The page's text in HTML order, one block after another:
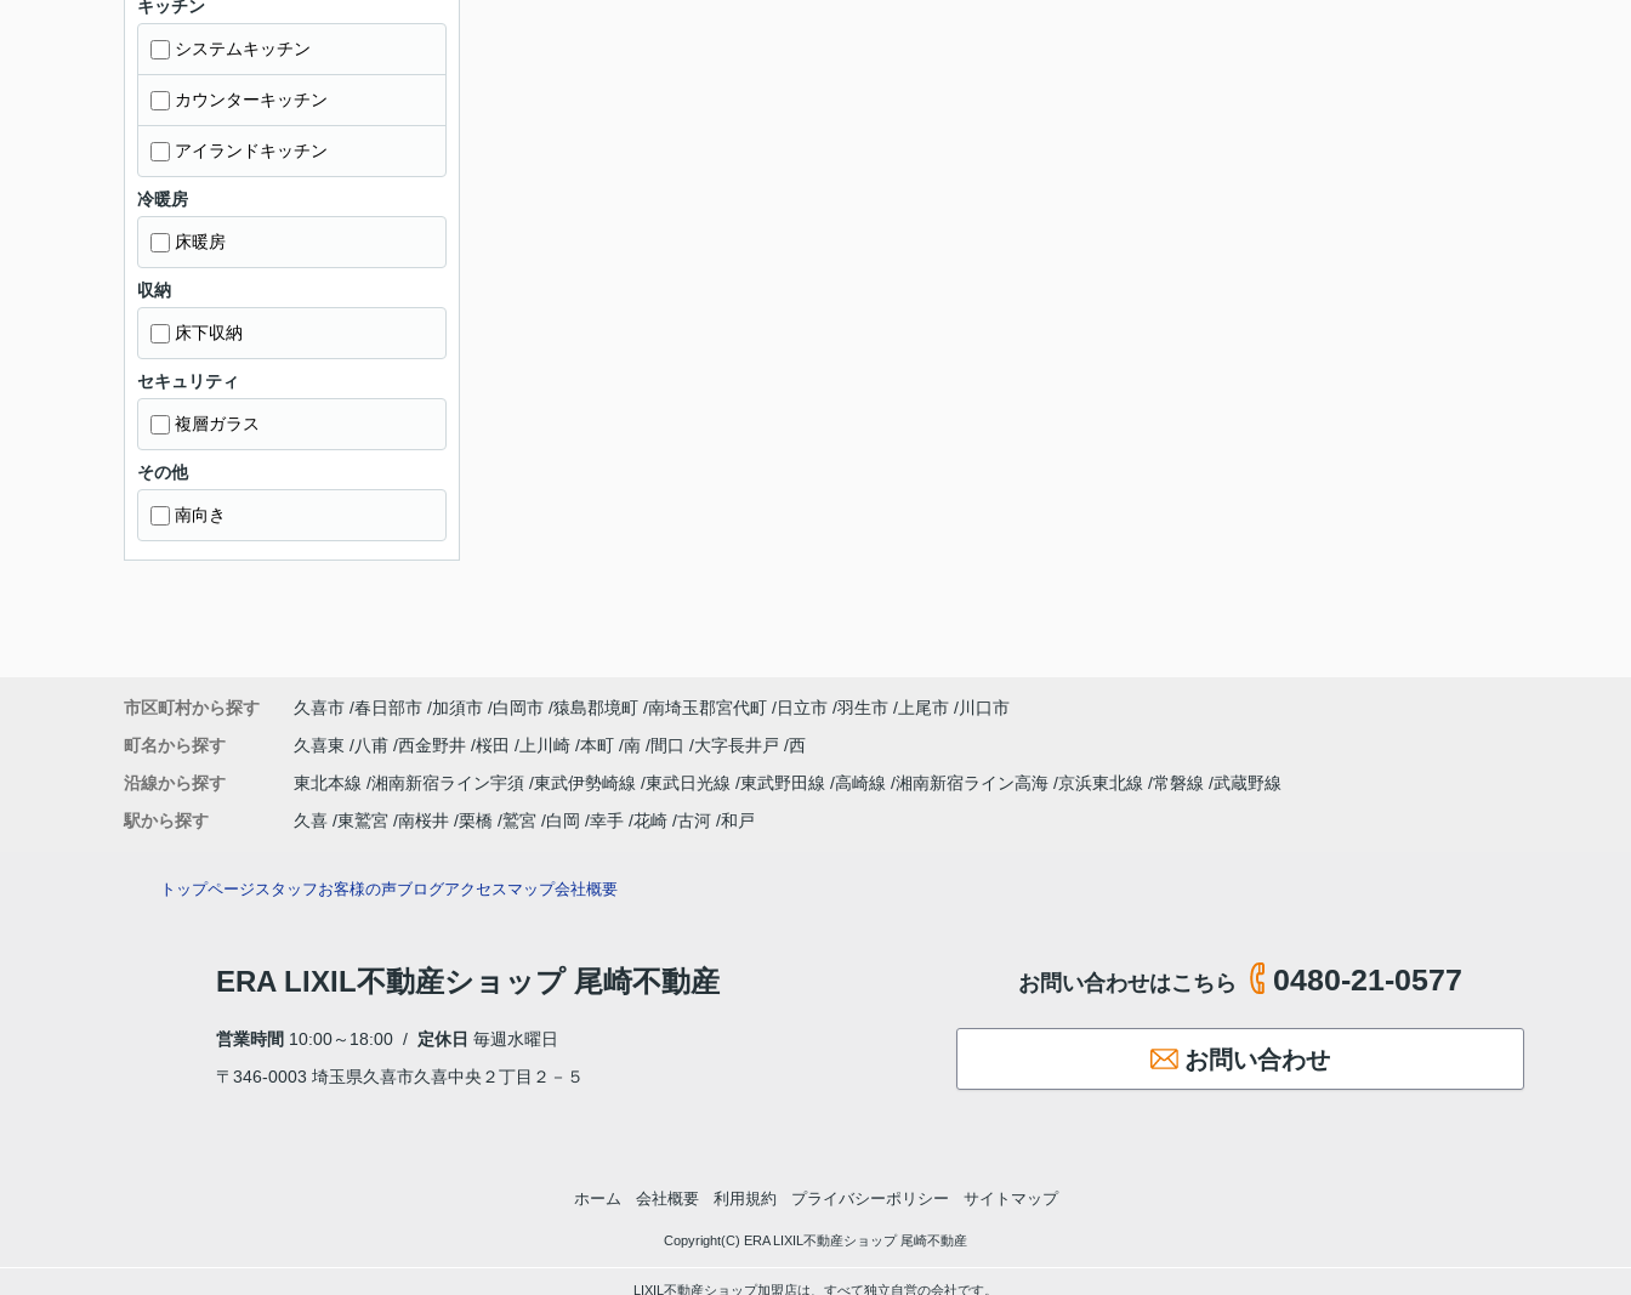
キッチン
システムキッチン
カウンターキッチン
アイランドキッチン
冷暖房
床暖房
収納
床下収納
セキュリティ
複層ガラス
その他
南向き
市区町村から探す 久喜市 春日部市 加須市 白岡市 猿島郡境町 南埼玉郡宮代町 日立市 羽生市 上尾市
川口市
町名から探す
久喜東 八甫 西金野井 桜田 上川崎 本町 南 間口 大字長井戸 西
沿線から探す
東北本線 湘南新宿ライン宇須 東武伊勢崎線 東武日光線 東武野田線 高崎線 湘南新宿ライン高海 京浜東北線 常磐線 武蔵野線
駅から探す
久喜 東鷲宮 南桜井 栗橋 鷲宮 白岡 幸手 花崎 古河 和戸
トップページスタッフお客様の声ブログアクセスマップ会社概要
ERA LIXIL不動産ショップ 尾崎不動産
営業時間 10:00～18:00 / 定休日 毎週水曜日
〒346-0003 埼玉県久喜市久喜中央２丁目２－５
お問い合わせはこちら 0480-21-0577
お問い合わせ
ホーム 会社概要 利用規約 プライバシーポリシー サイトマップ
Copyright(C) ERA LIXIL不動産ショップ 尾崎不動産
LIXIL不動産ショップ加盟店は、すべて独立自営の会社です。